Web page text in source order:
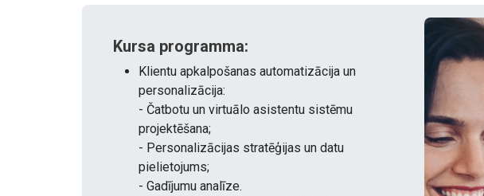
Kursa programma:
Klientu apkalpošanas automatizācija un
personalizācija:
- Čatbotu un virtuālo asistentu sistēmu
projektēšana;
- Personalizācijas stratēģijas un datu
pielietojums;
- Gadījumu analīze.